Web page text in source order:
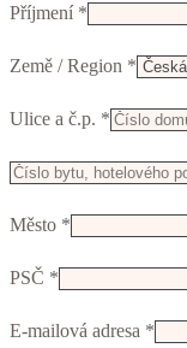
Příjmení *
Země / Region *
Ulice a č.p. *
Např.
vchodu,
firma,
Město *
PSČ *
E-mailová adresa *